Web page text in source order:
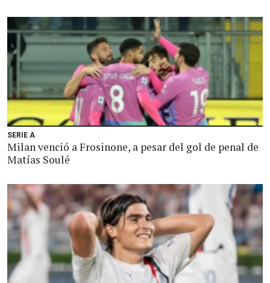
SERIE A
Milan venció a Frosinone, a pesar del gol de penal de
Matías Soulé